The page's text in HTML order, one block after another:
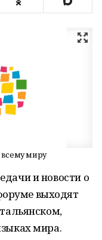
миру
и новости о
выходят
мира.